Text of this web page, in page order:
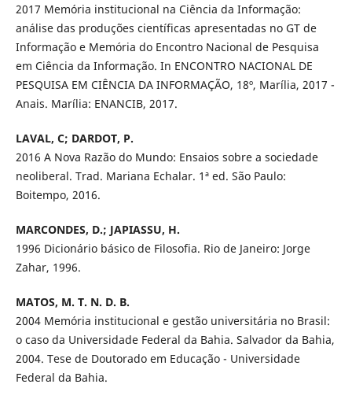
2017 Memória institucional na Ciência da Informação:
análise das produções científicas apresentadas no GT de
Informação e Memória do Encontro Nacional de Pesquisa
em Ciência da Informação. In ENCONTRO NACIONAL DE
PESQUISA EM CIÊNCIA DA INFORMAÇÃO, 18º, Marília, 2017 -
Anais. Marília: ENANCIB, 2017.
LAVAL, C; DARDOT, P.
2016 A Nova Razão do Mundo: Ensaios sobre a sociedade
neoliberal. Trad. Mariana Echalar. 1ª ed. São Paulo:
Boitempo, 2016.
MARCONDES, D.; JAPIASSU, H.
1996 Dicionário básico de Filosofia. Rio de Janeiro: Jorge
Zahar, 1996.
MATOS, M. T. N. D. B.
2004 Memória institucional e gestão universitária no Brasil:
o caso da Universidade Federal da Bahia. Salvador da Bahia,
2004. Tese de Doutorado em Educação - Universidade
Federal da Bahia.